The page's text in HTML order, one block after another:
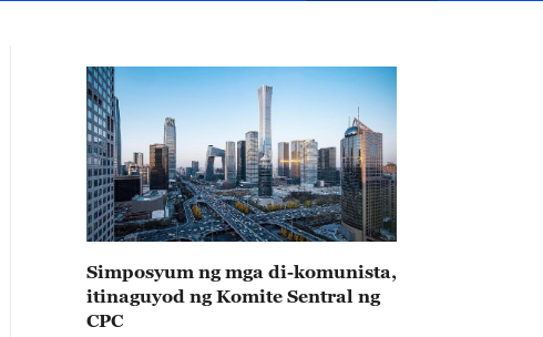
Simposyum ng mga di-komunista,
itinaguyod ng Komite Sentral ng
CPC